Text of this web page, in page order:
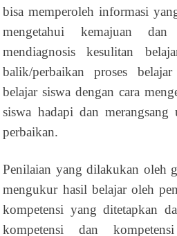
bisa memperoleh informasi
mengetahui kemajuan
mendiagnosis kesulitan
balik/perbaikan proses
belajar siswa dengan cara
siswa hadapi dan
perbaikan.
Penilaian yang dilakukan oleh
mengukur hasil belajar oleh
kompetensi yang ditetapkan
kompetensi dan